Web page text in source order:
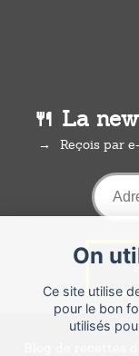
On
Ce site utilise
pour le bon
utilisés
🍴 La
Reçois par
Blog de recettes